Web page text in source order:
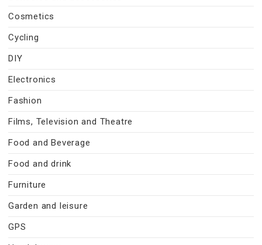
Cosmetics
Cycling
DIY
Electronics
Fashion
Films, Television and Theatre
Food and Beverage
Food and drink
Furniture
Garden and leisure
GPS